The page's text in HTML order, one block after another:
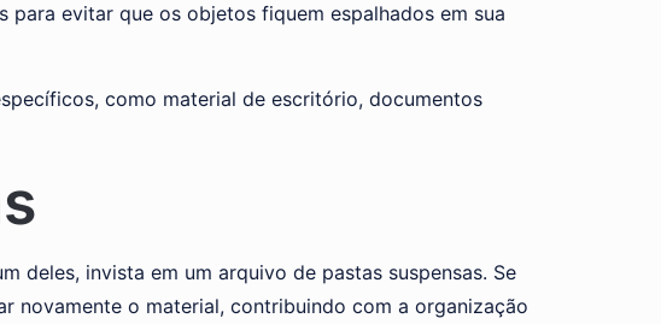
evitar que os objetos fiquem espalhados em sua
como material de escritório, documentos
deles, invista em um arquivo de pastas suspensas. Se
novamente o material, contribuindo com a organização